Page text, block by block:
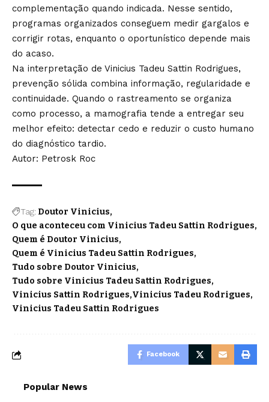
complementação quando indicada. Nesse sentido,
programas organizados conseguem medir gargalos e
corrigir rotas, enquanto o oportunístico depende mais
do acaso.
Na interpretação de Vinicius Tadeu Sattin Rodrigues,
prevenção sólida combina informação, regularidade e
continuidade. Quando o rastreamento se organiza
como processo, a mamografia tende a entregar seu
melhor efeito: detectar cedo e reduzir o custo humano
do diagnóstico tardio.
Autor: Petrosk Roc
Tag: Doutor Vinicius
O que aconteceu com Vinicius Tadeu Sattin Rodrigues
Quem é Doutor Vinicius
Quem é Vinicius Tadeu Sattin Rodrigues
Tudo sobre Doutor Vinicius
Tudo sobre Vinicius Tadeu Sattin Rodrigues
Vinicius Sattin Rodrigues Vinicius Tadeu Rodrigues
Vinicius Tadeu Sattin Rodrigues
Facebook
Popular News